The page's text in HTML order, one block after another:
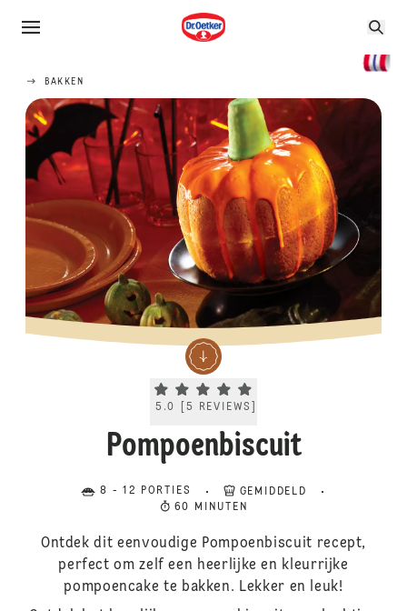
BAKKEN
Current rating 5.0. Click to rate.
5.0 [5 REVIEWS
Pompoenbiscuit
8 - 12 PORTIES
GEMIDDELD
60 MINUTEN
Ontdek dit eenvoudige Pompoenbiscuit recept,
perfect om zelf een heerlijke en kleurrijke
pompoencake te bakken. Lekker en leuk!